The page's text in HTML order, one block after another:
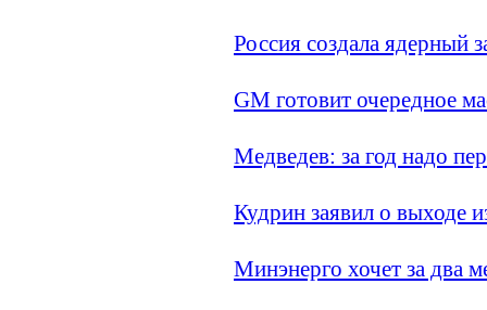
Россия создала ядерный
GM готовит очередное
Медведев: за год надо
Кудрин заявил о выходе
Минэнерго хочет за два